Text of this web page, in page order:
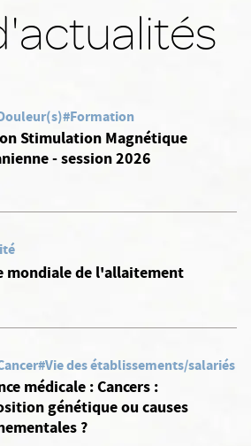
#Formation
Stimulation Magnétique
- session 2026
mondiale de l'allaitement
#Vie des établissements/salariés
médicale : Cancers :
génétique ou causes
?